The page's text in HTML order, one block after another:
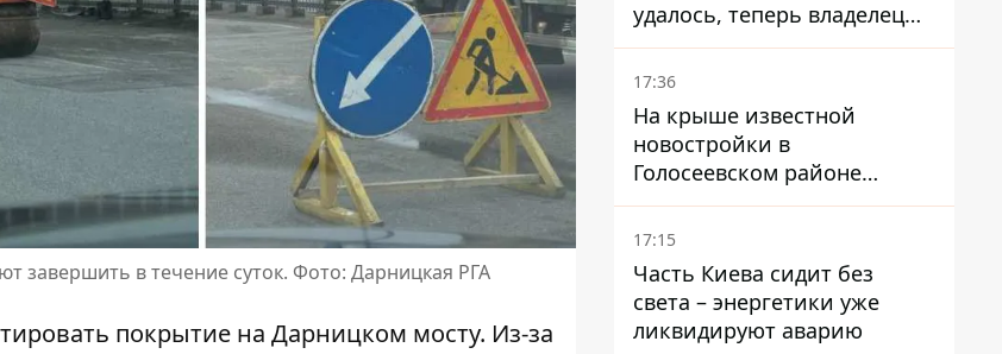
в течение суток. Фото: Дарницкая РГА
покрытие на Дарницком мосту. Из-за
удалось, теперь владелец
их просто закроет
17:36
На крыше известной
новостройки в
Голосеевском районе
разбивают парк площадью
в гектар
17:15
Часть Киева сидит без
света – энергетики уже
ликвидируют аварию